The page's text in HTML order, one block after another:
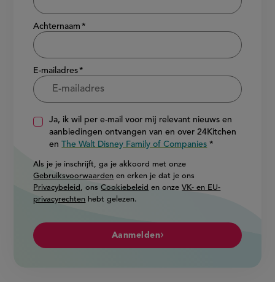
Achternaam
E-mailadres
Ja, ik wil per e-mail voor mij relevant nieuws en
aanbiedingen ontvangen van en over 24Kitchen
enThe Walt Disney Family of Companies
Als je je inschrijft, ga je akkoord met onze
Gebruiksvoorwaarden en erken je dat je ons
Privacybeleid , onsCookiebeleid en onzeVK- en EU-
privacyrechten hebt gelezen.
Aanmelden